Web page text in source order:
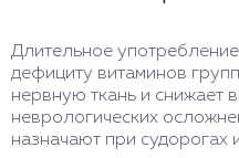
Длительное
дефициту витаминов
нервную ткань и снижает
неврологических
назначают при судорогах